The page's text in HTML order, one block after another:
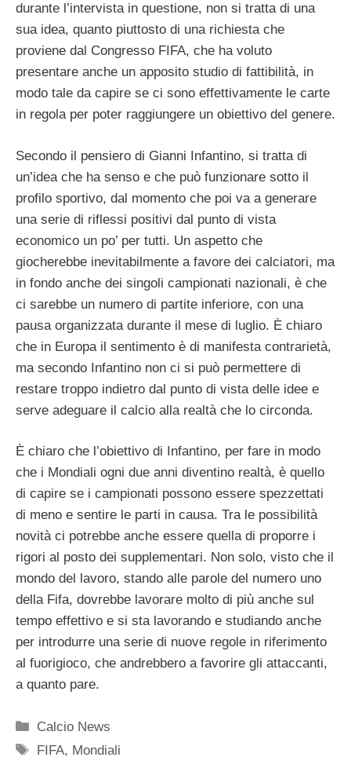
durante l’intervista in questione, non si tratta di una
sua idea, quanto piuttosto di una richiesta che
proviene dal Congresso FIFA, che ha voluto
presentare anche un apposito studio di fattibilità, in
modo tale da capire se ci sono effettivamente le carte
in regola per poter raggiungere un obiettivo del genere.
Secondo il pensiero di Gianni Infantino, si tratta di
un’idea che ha senso e che può funzionare sotto il
profilo sportivo, dal momento che poi va a generare
una serie di riflessi positivi dal punto di vista
economico un po’ per tutti. Un aspetto che
giocherebbe inevitabilmente a favore dei calciatori, ma
in fondo anche dei singoli campionati nazionali, è che
ci sarebbe un numero di partite inferiore, con una
pausa organizzata durante il mese di luglio. È chiaro
che in Europa il sentimento è di manifesta contrarietà,
ma secondo Infantino non ci si può permettere di
restare troppo indietro dal punto di vista delle idee e
serve adeguare il calcio alla realtà che lo circonda.
È chiaro che l’obiettivo di Infantino, per fare in modo
che i Mondiali ogni due anni diventino realtà, è quello
di capire se i campionati possono essere spezzettati
di meno e sentire le parti in causa. Tra le possibilità
novità ci potrebbe anche essere quella di proporre i
rigori al posto dei supplementari. Non solo, visto che il
mondo del lavoro, stando alle parole del numero uno
della Fifa, dovrebbe lavorare molto di più anche sul
tempo effettivo e si sta lavorando e studiando anche
per introdurre una serie di nuove regole in riferimento
al fuorigioco, che andrebbero a favorire gli attaccanti,
a quanto pare.
Categorie
Calcio News
Tag
FIFA, Mondiali